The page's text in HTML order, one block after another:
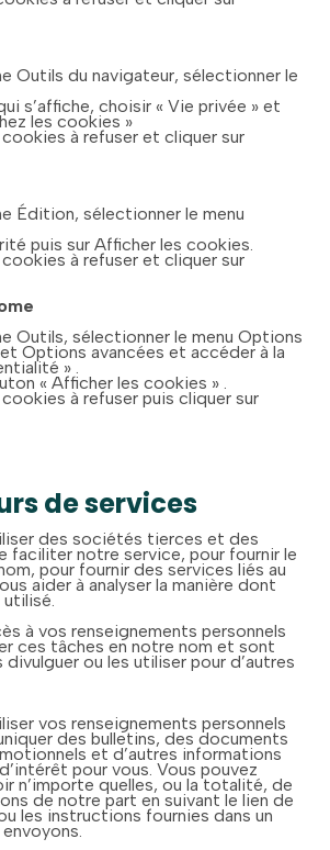
Outils du navigateur, sélectionner le
s’affiche, choisir « Vie privée » et
les cookies »
à refuser et cliquer sur
Édition, sélectionner le menu
puis sur Afficher les cookies.
à refuser et cliquer sur
Outils, sélectionner le menu Options
Options avancées et accéder à la
» .
« Afficher les cookies » .
à refuser puis cliquer sur
de services
des sociétés tierces et des
faciliter notre service, pour fournir le
pour fournir des services liés au
aider à analyser la manière dont
à vos renseignements personnels
ces tâches en notre nom et sont
divulguer ou les utiliser pour d’autres
vos renseignements personnels
des bulletins, des documents
et d’autres informations
pour vous. Vous pouvez
n’importe quelles, ou la totalité, de
de notre part en suivant le lien de
les instructions fournies dans un